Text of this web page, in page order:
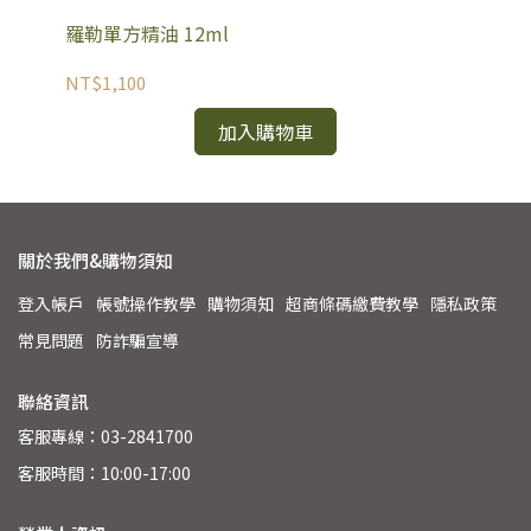
羅勒單方精油 12ml
NT$1,100
加入購物車
關於我們&購物須知
登入帳戶 帳號操作教學 購物須知 超商條碼繳費教學 隱私政策
常見問題 防詐騙宣導
聯絡資訊
客服專線：03-2841700
客服時間：10:00-17:00